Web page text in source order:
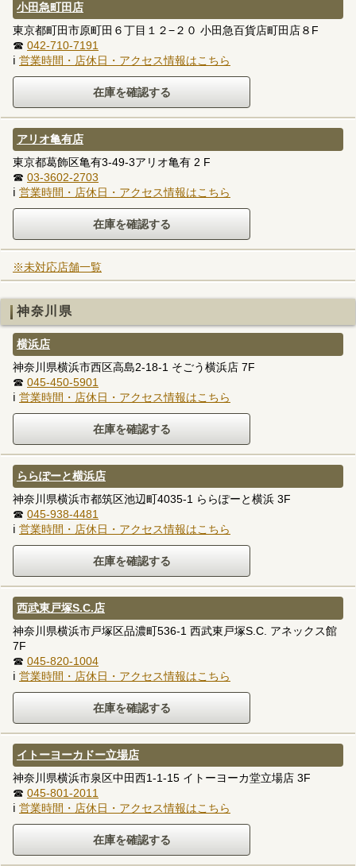
小田急町田店
東京都町田市原町田６丁目１２−２０ 小田急百貨店町田店８F
☎ 042-710-7191
ℹ 営業時間・店休日・アクセス情報はこちら
アリオ亀有店
東京都葛飾区亀有3-49-3アリオ亀有 2 F
☎ 03-3602-2703
ℹ 営業時間・店休日・アクセス情報はこちら
※未対応店舗一覧
神奈川県
横浜店
神奈川県横浜市西区高島2-18-1 そごう横浜店 7F
☎ 045-450-5901
ℹ 営業時間・店休日・アクセス情報はこちら
ららぽーと横浜店
神奈川県横浜市都筑区池辺町4035-1 ららぽーと横浜 3F
☎ 045-938-4481
ℹ 営業時間・店休日・アクセス情報はこちら
西武東戸塚S.C.店
神奈川県横浜市戸塚区品濃町536-1 西武東戸塚S.C. アネックス館
7F
☎ 045-820-1004
ℹ 営業時間・店休日・アクセス情報はこちら
イトーヨーカドー立場店
神奈川県横浜市泉区中田西1-1-15 イトーヨーカ堂立場店 3F
☎ 045-801-2011
ℹ 営業時間・店休日・アクセス情報はこちら